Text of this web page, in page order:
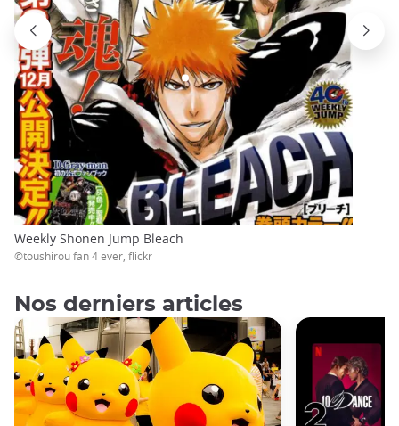
Weekly Shonen Jump Bleach
©toushirou fan 4 ever, flickr
Nos derniers articles